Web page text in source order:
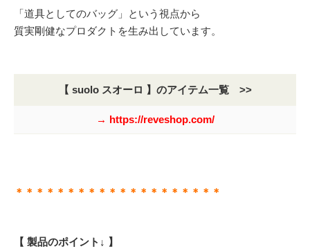
「道具としてのバッグ」という視点から
質実剛健なプロダクトを生み出しています。
【 suolo スオーロ 】のアイテム一覧 >>
→ https://reveshop.com/
＊＊＊＊＊＊＊＊＊＊＊＊＊＊＊＊＊＊＊＊
【 製品のポイント↓ 】